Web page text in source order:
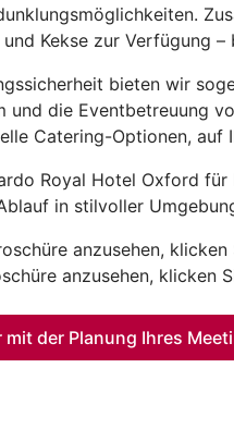
Kekse zur Verfügung
bieten wir
und die Eventbetreuung
Catering-Optionen,
Royal Hotel Oxford
in stilvoller
anzusehen,
anzusehen, klicken
mit der Planung Ihres